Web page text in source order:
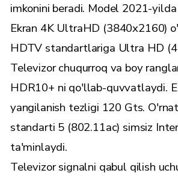
imkonini beradi. Model 2021-
Ekran 4K UltraHD (3840x2160)
HDTV standartlariga Ultra HD
Televizor chuqurroq va boy
HDR10+ ni qo'llab-quvvatlaydi.
yangilanish tezligi 120 Gts.
standarti 5 (802.11ac) simsiz
ta'minlaydi.
Televizor signalni qabul qilish